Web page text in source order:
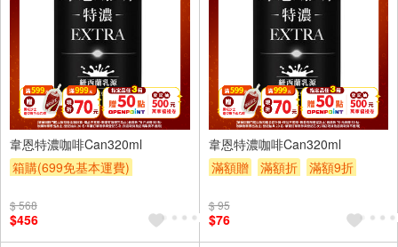
24入
韋恩特濃咖啡Can320ml
箱購(699免基本運費)
滿額贈
贈$200
$ 568
$456
4入
韋恩特濃咖啡Can320ml
滿額贈
滿額折
滿額9折
$ 95
$76